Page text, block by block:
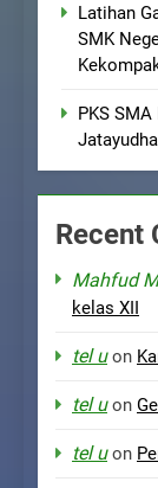
Latihan
SMK
PKS
Recent
Mahfud
kelas XII
tel uon
tel uon
tel uon